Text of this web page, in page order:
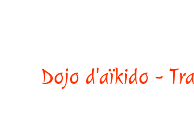
Dojo d'aïkido -